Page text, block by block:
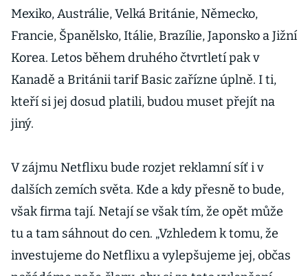
Mexiko, Austrálie, Velká Británie, Německo,
Francie, Španělsko, Itálie, Brazílie, Japonsko a Jižní
Korea. Letos během druhého čtvrtletí pak v
Kanadě a Británii tarif Basic zařízne úplně. I ti,
kteří si jej dosud platili, budou muset přejít na
jiný.
V zájmu Netflixu bude rozjet reklamní síť i v
dalších zemích světa. Kde a kdy přesně to bude,
však firma tají. Netají se však tím, že opět může
tu a tam sáhnout do cen. „Vzhledem k tomu, že
investujeme do Netflixu a vylepšujeme jej, občas